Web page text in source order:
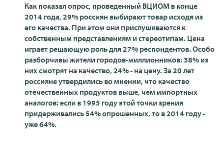
Как показал опрос, проведенный ВЦИОМ в конце
2014 года, 29% россиян выбирают товар исходя из
его качества. При этом они прислушиваются к
собственным представлениям и стереотипам. Цена
играет решающую роль для 27% респондентов. Особо
разборчивы жители городов-миллионников: 38% из
них смотрят на качество, 24% - на цену. За 20 лет
россияне утвердились во мнении, что качество
отечественных продуктов выше, чем импортных
аналогов: если в 1995 году этой точки зрения
придерживались 54% опрошенных, то в 2014 году -
уже 64%.